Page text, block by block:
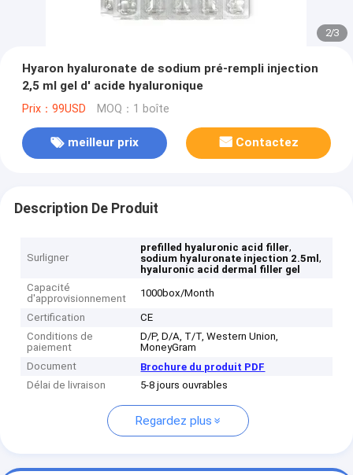
2/3
Hyaron hyaluronate de sodium pré-rempli injection
2,5 ml gel d' acide hyaluronique
Prix：99USD MOQ：1 boîte
meilleur prix Contactez
Description De Produit
Surligner
prefilled hyaluronic acid filler,
sodium hyaluronate injection 2.5ml,
hyaluronic acid dermal filler gel
Capacité
d'approvisionnement
1000box/Month
Certification
CE
Conditions de
paiement
D/P, D/A, T/T, Western Union,
MoneyGram
Document
Brochure du produit PDF
Délai de livraison
5-8 jours ouvrables
Regardez plus